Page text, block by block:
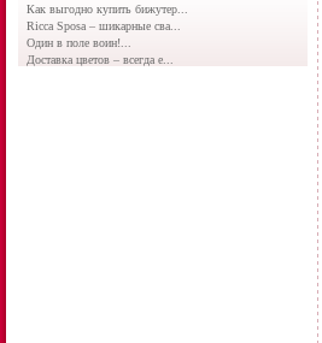
Как выгодно купить бижутер...
Ricca Sposa – шикарные сва...
Один в поле воин!...
Доставка цветов – всегда е...